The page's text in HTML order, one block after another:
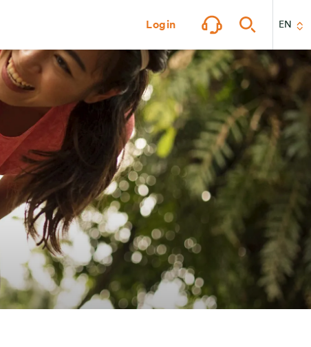
Login EN